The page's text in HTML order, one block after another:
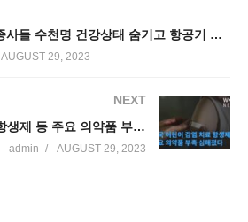
미국 조종사들 수천명 건강상태 숨기고 항공기 조종해 파문
AUGUST 29, 2023
NEXT
미국 어린이 감염 치료 항생제 등 주요 의약품 부족 심해졌다
admin AUGUST 29, 2023